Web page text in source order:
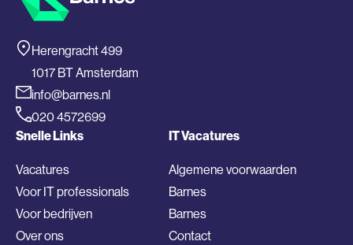
Herengracht 499
1017 BT Amsterdam
info@barnes.nl
020 4572699
Snelle Links
Vacatures
Voor IT professionals
Voor bedrijven
Over ons
IT Vacatures
Algemene voorwaarden
Barnes
Barnes
Contact